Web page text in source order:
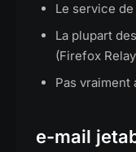
Le service
La plupart
(Firefox
Pas vraiment
e-mail